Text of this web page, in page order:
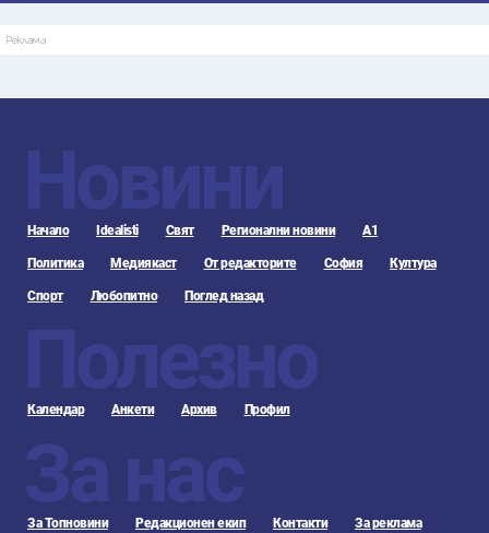
Реклама
Новини
Начало Idealisti Свят Регионални новини А1
Политика Медиякаст От редакторите София Култура
Спорт Любопитно Поглед назад
Полезно
Календар Анкети Архив Профил
За нас
За Топновини Редакционен екип Контакти За реклама